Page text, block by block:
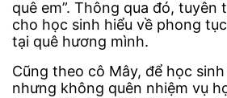
quê em”. Thông qua đó, tuyên
cho học sinh hiểu về phong
tại quê hương mình.
Cũng theo cô Mây, để học
nhưng không quên nhiệm vụ